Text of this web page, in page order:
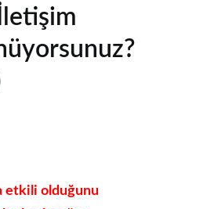
etkili olduğunu